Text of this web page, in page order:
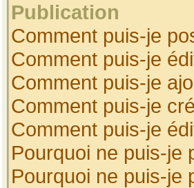
Publication
Comment puis-je
Comment puis-je
Comment puis-je
Comment puis-je
Comment puis-je
Pourquoi ne puis-je
Pourquoi ne puis-je